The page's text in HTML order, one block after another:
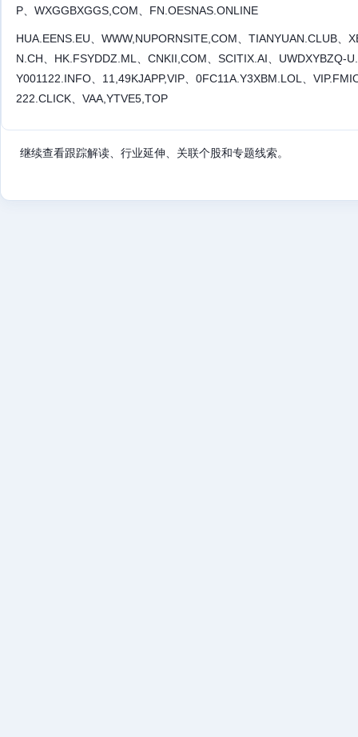
P、WXGGBXGGS,COM、FN.OESNAS.ONLINE
HUA.EENS.EU、WWW,NUPORNSITE,COM、TIANYUAN.CLUB
N.CH、HK.FSYDDZ.ML、CNKII,COM、SCITIX.AI、UWDXYBZQ-
Y001122.INFO、11,49KJAPP,VIP、0FC11A.Y3XBM.LOL、
222.CLICK、VAA,YTVE5,TOP
继续查看跟踪解读、行业延伸、关联个股和专题线索。